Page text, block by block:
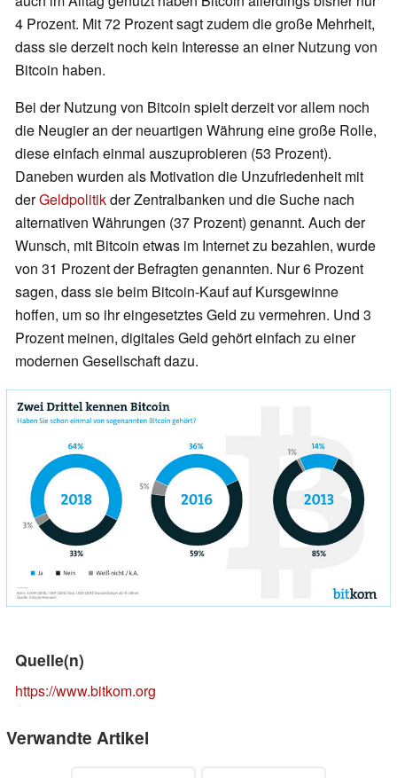
4 Prozent. Mit 72 Prozent sagt zudem die große Mehrheit,
dass sie derzeit noch kein Interesse an einer Nutzung von
Bitcoin haben.
Bei der Nutzung von Bitcoin spielt derzeit vor allem noch
die Neugier an der neuartigen Währung eine große Rolle,
diese einfach einmal auszuprobieren (53 Prozent).
Daneben wurden als Motivation die Unzufriedenheit mit
derGeldpolitikder Zentralbanken und die Suche nach
alternativen Währungen (37 Prozent) genannt. Auch der
Wunsch, mit Bitcoin etwas im Internet zu bezahlen, wurde
von 31 Prozent der Befragten genannten. Nur 6 Prozent
sagen, dass sie beim Bitcoin-Kauf auf Kursgewinne
hoffen, um so ihr eingesetztes Geld zu vermehren. Und 3
Prozent meinen, digitales Geld gehört einfach zu einer
modernen Gesellschaft dazu.
Quelle(n)
https://www.bitkom.org
Verwandte Artikel